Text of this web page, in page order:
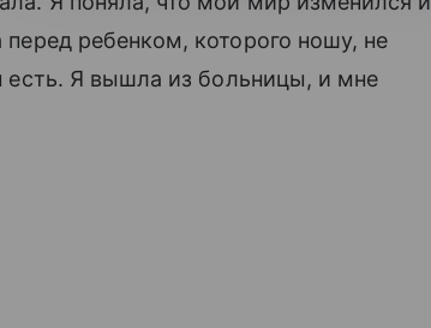
перед ребенком, которого ношу, не
есть. Я вышла из больницы, и мне